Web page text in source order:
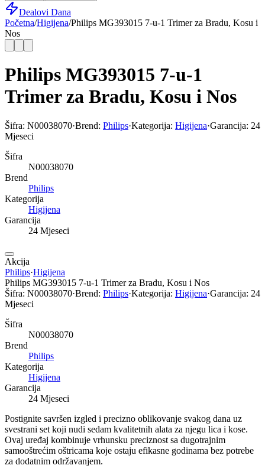
Dealovi Dana
Početna/Higijena/Philips MG393015 7-u-1 Trimer za Bradu, Kosu i
Nos
Philips MG393015 7-u-1
Trimer za Bradu, Kosu i Nos
Šifra: N00038070·Brend: Philips·Kategorija: Higijena·Garancija: 24
Mjeseci
Šifra
N00038070
Brend
Philips
Kategorija
Higijena
Garancija
24 Mjeseci
Akcija
Philips·Higijena
Philips MG393015 7-u-1 Trimer za Bradu, Kosu i Nos
Šifra: N00038070·Brend: Philips·Kategorija: Higijena·Garancija: 24
Mjeseci
Šifra
N00038070
Brend
Philips
Kategorija
Higijena
Garancija
24 Mjeseci
Postignite savršen izgled i precizno oblikovanje svakog dana uz
svestrani set koji nudi sedam kvalitetnih alata za njegu lica i kose.
Ovaj uređaj kombinuje vrhunsku preciznost sa dugotrajnim
samooštrećim oštricama koje ostaju efikasne godinama bez potrebe
za dodatnim održavanjem.